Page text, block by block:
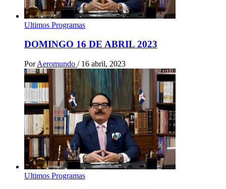
Ultimos Programas
DOMINGO 16 DE ABRIL 2023
Por Aeromundo / 16 abril, 2023
Ultimos Programas